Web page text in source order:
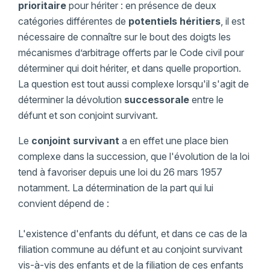
prioritairepour hériter : en présence de deux
catégories différentes de potentiels héritiers, il est
nécessaire de connaître sur le bout des doigts les
mécanismes d’arbitrage offerts par le Code civil pour
déterminer qui doit hériter, et dans quelle proportion.
La question est tout aussi complexe lorsqu'il s'agit de
déterminer la dévolution successoraleentre le
défunt et son conjoint survivant.
Le conjoint survivanta en effet une place bien
complexe dans la succession, que l'évolution de la loi
tend à favoriser depuis une loi du 26 mars 1957
notamment. La détermination de la part qui lui
convient dépend de :
L'existence d'enfants du défunt, et dans ce cas de la
filiation commune au défunt et au conjoint survivant
vis-à-vis des enfants et de la filiation de ces enfants